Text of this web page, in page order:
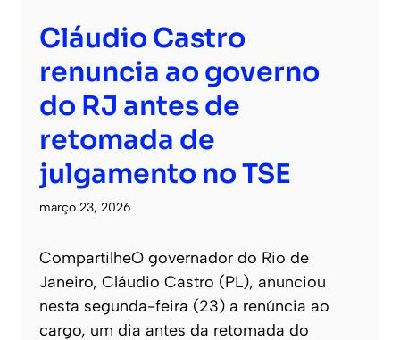
Cláudio Castro
renuncia ao governo
do RJ antes de
retomada de
julgamento no TSE
março 23, 2026
CompartilheO governador do Rio de
Janeiro, Cláudio Castro (PL), anunciou
nesta segunda-feira (23) a renúncia ao
cargo, um dia antes da retomada do